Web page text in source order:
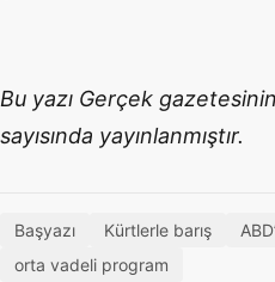
Bu yazı Gerçek
sayısında yayınlanmıştır.
Başyazı Kürtlerle barış
orta vadeli program